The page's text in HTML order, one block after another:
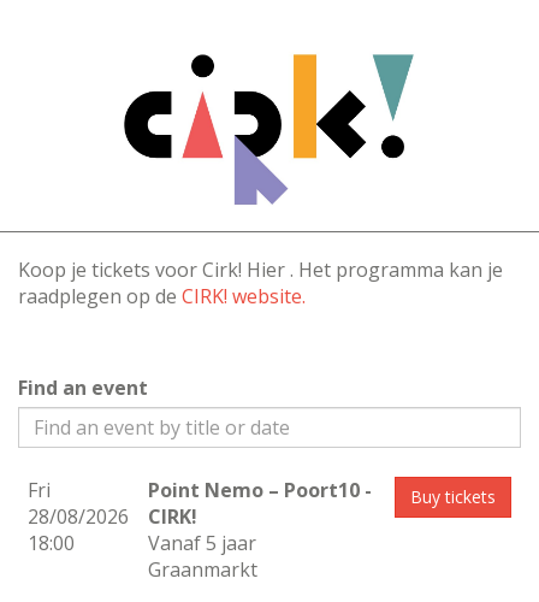
Koop je tickets voor Cirk! Hier . Het programma kan je
raadplegen op de CIRK! website.
Find an event
Fri
28/08/2026
18:00
Point Nemo – Poort10 -
CIRK!
Vanaf 5 jaar
Graanmarkt
Buy tickets